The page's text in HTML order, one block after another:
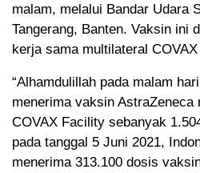
malam, melalui Bandar Udara
Tangerang, Banten. Vaksin ini
kerja sama multilateral
“Alhamdulillah pada malam
menerima vaksin
COVAX Facility sebanyak
pada tanggal 5 Juni 2021,
menerima 313.100 dosis